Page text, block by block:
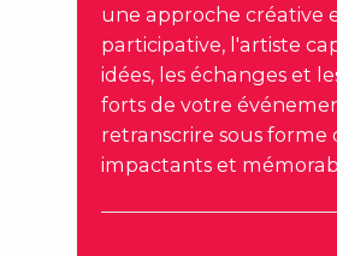
une approche créative
participative, l'artiste
idées, les échanges et
forts de votre
retranscrire sous forme
impactants et